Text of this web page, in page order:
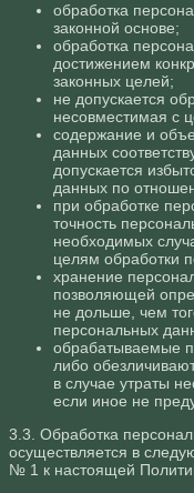
обработка
законной основе;
обработка
достижением
законных целей;
не допускается
несовместимая с
содержание и
данных
допускается
данных по
при обработке
точность
необходимых
целям обработки
хранение
позволяющей
не дольше, чем
персональных
обрабатываемые
либо
в случае утраты
если иное не
3.3. Обработка
осуществляется в
№ 1 к настоящей